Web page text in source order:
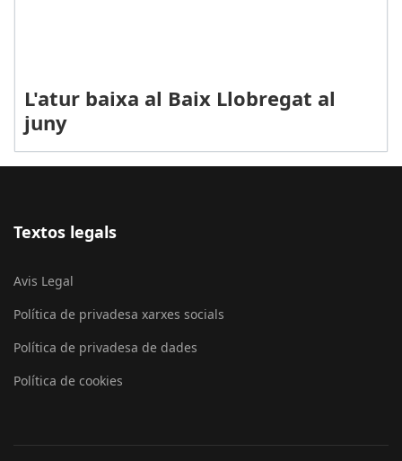
L'atur baixa al Baix Llobregat al
juny
Textos legals
Avis Legal
Política de privadesa xarxes socials
Política de privadesa de dades
Política de cookies